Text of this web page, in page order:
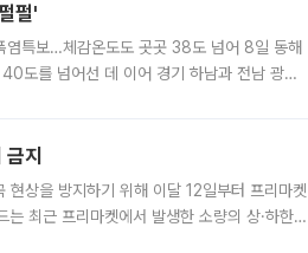
펄'
특보…체감온도도 곳곳 38도 넘어 8일 동해
도를 넘어선 데 이어 경기 하남과 전남 광양
지
현상을 방지하기 위해 이달 12일부터 프리마켓
최근 프리마켓에서 발생한 소량의 상·하한